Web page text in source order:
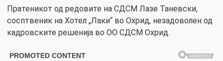
Пратеникот од редовите на СДСМ Лазе Таневски,
сосптвеник на Хотел „Лаки“ во Охрид, незадоволен од
кадровските решенија во ОО СДСМ Охрид.